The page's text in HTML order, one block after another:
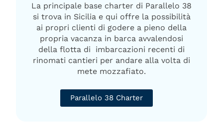
La principale base charter di Parallelo 38
si trova in Sicilia e qui offre la possibilità
ai propri clienti di godere a pieno della
propria vacanza in barca avvalendosi
della flotta di imbarcazioni recenti di
rinomati cantieri per andare alla volta di
mete mozzafiato.
Parallelo 38 Charter